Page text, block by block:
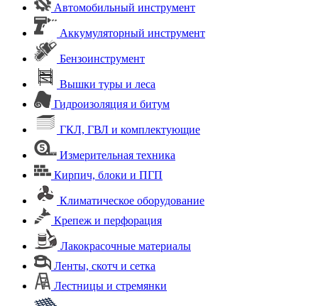
Автомобильный инструмент
Аккумуляторный инструмент
Бензоинструмент
Вышки туры и леса
Гидроизоляция и битум
ГКЛ, ГВЛ и комплектующие
Измерительная техника
Кирпич, блоки и ПГП
Климатическое оборудование
Крепеж и перфорация
Лакокрасочные материалы
Ленты, скотч и сетка
Лестницы и стремянки